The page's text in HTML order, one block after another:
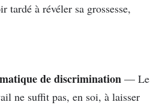
tardé à révéler sa grossesse,
de discrimination — Le
ne suffit pas, en soi, à laisser